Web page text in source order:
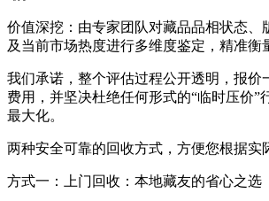
价值深挖：由专家团队对藏品品相状态、
及当前市场热度进行多维度鉴定，精准衡
我们承诺，整个评估过程公开透明，报价
费用，并坚决杜绝任何形式的“临时压价”
最大化。
两种安全可靠的回收方式，方便您根据实
方式一：上门回收：本地藏友的省心之选